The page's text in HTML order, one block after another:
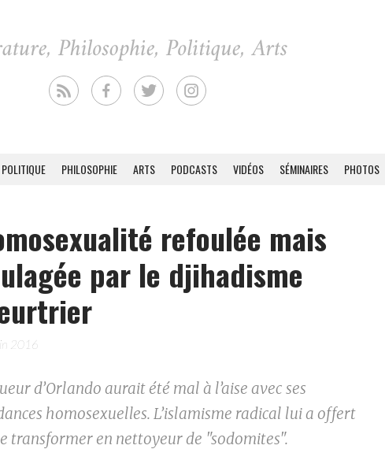
POLITIQUE PHILOSOPHIE ARTS PODCASTS VIDÉOS SÉMINAIRES PHOTOS
refoulée mais
par le djihadisme
2016
d’Orlando aurait été mal à l’aise avec ses
homosexuelles. L’islamisme radical lui a offert
transformer en nettoyeur de "sodomites".